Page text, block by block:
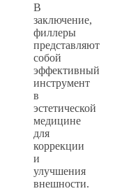
В
заключение,
филлеры
представляют
собой
эффективный
инструмент
в
эстетической
медицине
для
коррекции
и
улучшения
внешности.